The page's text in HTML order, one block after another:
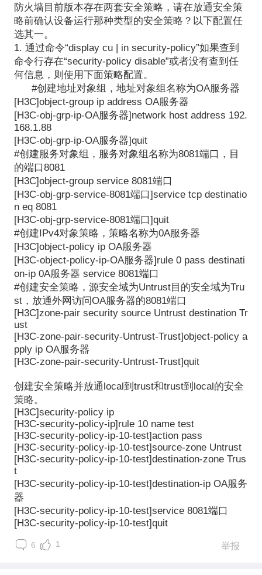
防火墙目前版本存在两套安全策略，请在放通安全策
略前确认设备运行那种类型的安全策略？以下配置任
选其一。
1. 通过命令“display cu | in security-policy”如果查到
命令行存在“security-policy disable”或者没有查到任
何信息，则使用下面策略配置。
#创建地址对象组，地址对象组名称为OA服务器
[H3C]object-group ip address OA服务器
[H3C-obj-grp-ip-OA服务器]network host address 192.
168.1.88
[H3C-obj-grp-ip-OA服务器]quit
#创建服务对象组，服务对象组名称为8081端口，目
的端口8081
[H3C]object-group service 8081端口
[H3C-obj-grp-service-8081端口]service tcp destinatio
n eq 8081
[H3C-obj-grp-service-8081端口]quit
#创建IPv4对象策略，策略名称为0A服务器
[H3C]object-policy ip OA服务器
[H3C-object-policy-ip-OA服务器]rule 0 pass destinati
on-ip 0A服务器 service 8081端口
#创建安全策略，源安全域为Untrust目的安全域为Tru
st，放通外网访问OA服务器的8081端口
[H3C]zone-pair security source Untrust destination Tr
ust
[H3C-zone-pair-security-Untrust-Trust]object-policy a
pply ip OA服务器
[H3C-zone-pair-security-Untrust-Trust]quit
创建安全策略并放通local到 trust和trust到 local的安全
策略。
[H3C]security-policy ip
[H3C-security-policy-ip]rule 10 name test
[H3C-security-policy-ip-10-test]action pass
[H3C-security-policy-ip-10-test]source-zone Untrust
[H3C-security-policy-ip-10-test]destination-zone Trus
t
[H3C-security-policy-ip-10-test]destination-ip OA服务
器
[H3C-security-policy-ip-10-test]service 8081端口
[H3C-security-policy-ip-10-test]quit
6 1 举报